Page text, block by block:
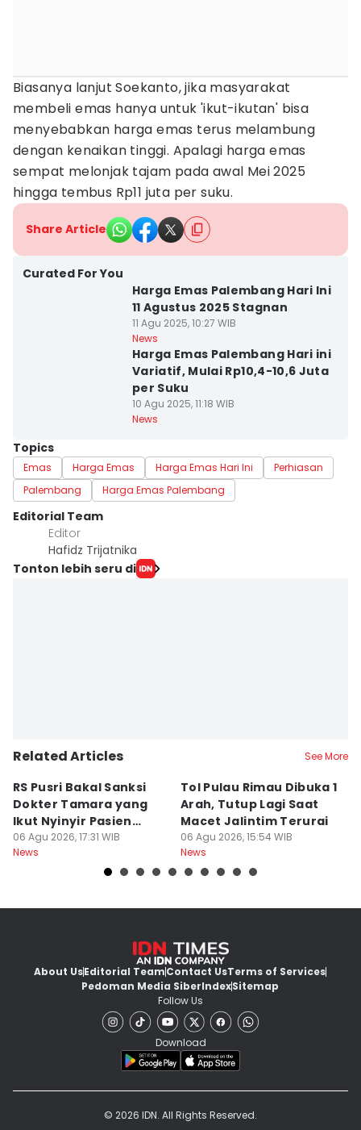
Biasanya lanjut Soekanto, jika masyarakat
membeli emas hanya untuk 'ikut-ikutan' bisa
menyebabkan harga emas terus melambung
dengan kenaikan tinggi. Apalagi harga emas
sempat melonjak tajam pada awal Mei 2025
hingga tembus Rp11 juta per suku.
Share Article
Curated For You
Harga Emas Palembang Hari Ini
11 Agustus 2025 Stagnan
11 Agu 2025, 10:27 WIB
News
Harga Emas Palembang Hari ini
Variatif, Mulai Rp10,4-10,6 Juta
per Suku
10 Agu 2025, 11:18 WIB
News
Topics
Emas Harga Emas Harga Emas Hari Ini
Perhiasan
Palembang
Harga Emas Palembang
Editorial Team
Editor
Hafidz Trijatnika
Tonton lebih seru di
Related Articles See More
RS Pusri Bakal Sanksi
Dokter Tamara yang
Ikut Nyinyir Pasien
Yurizal
06 Agu 2026, 17:31 WIB
News
Tol Pulau Rimau Dibuka 1
Arah, Tutup Lagi Saat
Macet Jalintim Terurai
06 Agu 2026, 15:54 WIB
News
About UsEditorial TeamContact UsTerms of Services
Pedoman Media SiberIndexSitemap
Follow Us
Download
© 2026 IDN. All Rights Reserved.